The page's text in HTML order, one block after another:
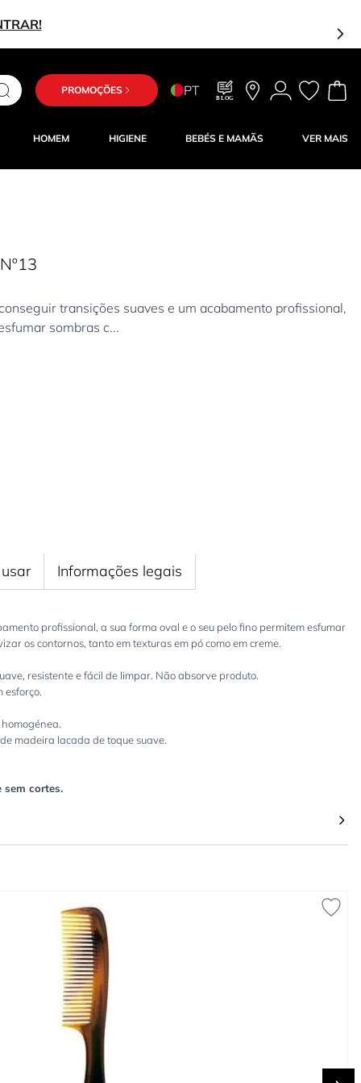
PROMOÇÕES PT BLOG
HOMEM HIGIENE BEBÉS E MAMÃS VER MAIS
transições suaves e um acabamento profissional,
sombras c...
profissional, a sua forma oval e o seu pelo fino permitem esfumar
os contornos, tanto em texturas em pó como em creme.
resistente e fácil de limpar. Não absorve produto.
esforço.
madeira lacada de toque suave.
sem cortes.
Informações legais